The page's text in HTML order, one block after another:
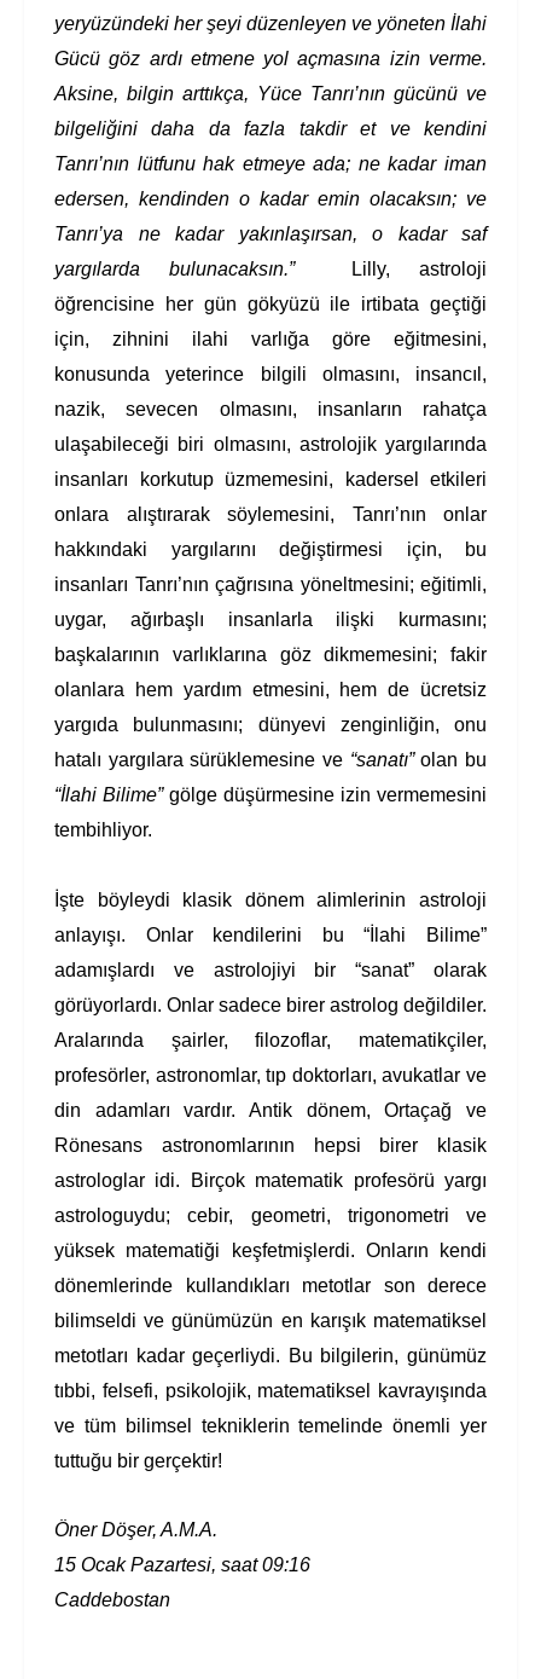
yeryüzündeki her şeyi düzenleyen ve yöneten İlahi
Gücü göz ardı etmene yol açmasına izin verme.
Aksine, bilgin arttıkça, Yüce Tanrı’nın gücünü ve
bilgeliğini daha da fazla takdir et ve kendini
Tanrı’nın lütfunu hak etmeye ada; ne kadar iman
edersen, kendinden o kadar emin olacaksın; ve
Tanrı’ya ne kadar yakınlaşırsan, o kadar saf
yargılarda bulunacaksın.”
Lilly, astroloji
öğrencisine her gün gökyüzü ile irtibata geçtiği
için, zihnini ilahi varlığa göre eğitmesini,
konusunda yeterince bilgili olmasını, insancıl,
nazik, sevecen olmasını, insanların rahatça
ulaşabileceği biri olmasını, astrolojik yargılarında
insanları korkutup üzmemesini, kadersel etkileri
onlara alıştırarak söylemesini, Tanrı’nın onlar
hakkındaki yargılarını değiştirmesi için, bu
insanları Tanrı’nın çağrısına yöneltmesini; eğitimli,
uygar, ağırbaşlı insanlarla ilişki kurmasını;
başkalarının varlıklarına göz dikmemesini; fakir
olanlara hem yardım etmesini, hem de ücretsiz
yargıda bulunmasını; dünyevi zenginliğin, onu
hatalı yargılara sürüklemesine ve “sanatı”olan bu
“İlahi Bilime”gölge düşürmesine izin vermemesini
tembihliyor.
İşte böyleydi klasik dönem alimlerinin astroloji
anlayışı. Onlar kendilerini bu “İlahi Bilime”
adamışlardı ve astrolojiyi bir “sanat” olarak
görüyorlardı. Onlar sadece birer astrolog değildiler.
Aralarında şairler, filozoflar, matematikçiler,
profesörler, astronomlar, tıp doktorları, avukatlar ve
din adamları vardır. Antik dönem, Ortaçağ ve
Rönesans astronomlarının hepsi birer klasik
astrologlar idi. Birçok matematik profesörü yargı
astrologuydu; cebir, geometri, trigonometri ve
yüksek matematiği keşfetmişlerdi. Onların kendi
dönemlerinde kullandıkları metotlar son derece
bilimseldi ve günümüzün en karışık matematiksel
metotları kadar geçerliydi. Bu bilgilerin, günümüz
tıbbi, felsefi, psikolojik, matematiksel kavrayışında
ve tüm bilimsel tekniklerin temelinde önemli yer
tuttuğu bir gerçektir!
Öner Döşer, A.M.A.
15 Ocak Pazartesi, saat 09:16
Caddebostan